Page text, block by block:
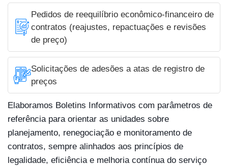
Pedidos de reequilíbrio econômico-financeiro de
contratos (reajustes, repactuações e revisões
de preço)
Solicitações de adesões a atas de registro de
preços
Elaboramos Boletins Informativos com parâmetros de
referência para orientar as unidades sobre
planejamento, renegociação e monitoramento de
contratos, sempre alinhados aos princípios de
legalidade, eficiência e melhoria contínua do serviço